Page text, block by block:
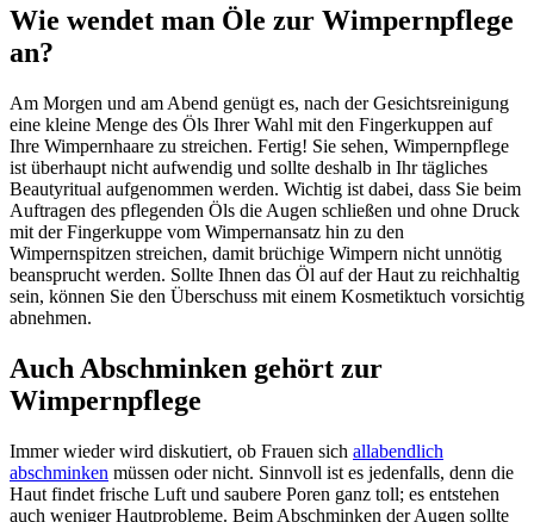
Wie wendet man Öle zur Wimpernpflege
an?
Am Morgen und am Abend genügt es, nach der Gesichtsreinigung
eine kleine Menge des Öls Ihrer Wahl mit den Fingerkuppen auf
Ihre Wimpernhaare zu streichen. Fertig! Sie sehen, Wimpernpflege
ist überhaupt nicht aufwendig und sollte deshalb in Ihr tägliches
Beautyritual aufgenommen werden. Wichtig ist dabei, dass Sie beim
Auftragen des pflegenden Öls die Augen schließen und ohne Druck
mit der Fingerkuppe vom Wimpernansatz hin zu den
Wimpernspitzen streichen, damit brüchige Wimpern nicht unnötig
beansprucht werden. Sollte Ihnen das Öl auf der Haut zu reichhaltig
sein, können Sie den Überschuss mit einem Kosmetiktuch vorsichtig
abnehmen.
Auch Abschminken gehört zur
Wimpernpflege
Immer wieder wird diskutiert, ob Frauen sich allabendlich
abschminken müssen oder nicht. Sinnvoll ist es jedenfalls, denn die
Haut findet frische Luft und saubere Poren ganz toll; es entstehen
auch weniger Hautprobleme. Beim Abschminken der Augen sollte